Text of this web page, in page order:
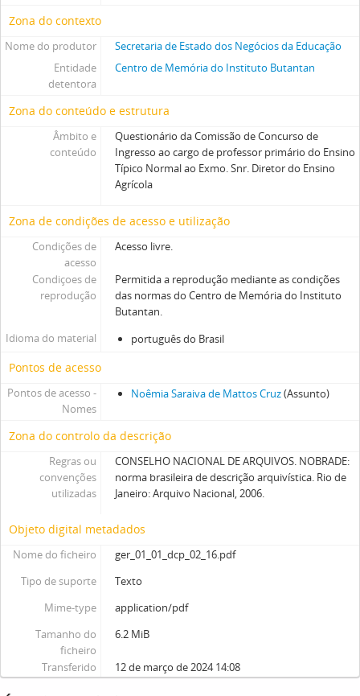
Zona do contexto
Nome do produtor
Secretaria de Estado dos Negócios da Educação
Entidade
detentora
Centro de Memória do Instituto Butantan
Zona do conteúdo e estrutura
Âmbito e
conteúdo
Questionário da Comissão de Concurso de
Ingresso ao cargo de professor primário do Ensino
Típico Normal ao Exmo. Snr. Diretor do Ensino
Agrícola
Zona de condições de acesso e utilização
Condições de
acesso
Acesso livre.
Condiçoes de
reprodução
Permitida a reprodução mediante as condições
das normas do Centro de Memória do Instituto
Butantan.
Idioma do material
português do Brasil
Pontos de acesso
Pontos de acesso -
Nomes
Noêmia Saraiva de Mattos Cruz(Assunto)
Zona do controlo da descrição
Regras ou
convenções
utilizadas
CONSELHO NACIONAL DE ARQUIVOS. NOBRADE:
norma brasileira de descrição arquivística. Rio de
Janeiro: Arquivo Nacional, 2006.
Objeto digital metadados
Nome do ficheiro
ger_01_01_dcp_02_16.pdf
Tipo de suporte
Texto
Mime-type
application/pdf
Tamanho do
ficheiro
6.2 MiB
Transferido 12 de março de 2024 14:08